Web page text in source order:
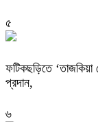
৫
ফটিকছড়িতে
প্রদান,
৬